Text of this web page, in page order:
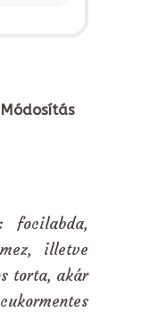
focilabda,
illetve
torta, akár